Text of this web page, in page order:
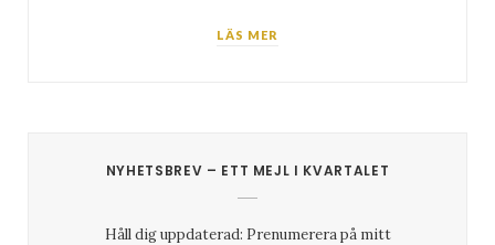
LÄS MER
NYHETSBREV – ETT MEJL I KVARTALET
Håll dig uppdaterad: Prenumerera på mitt